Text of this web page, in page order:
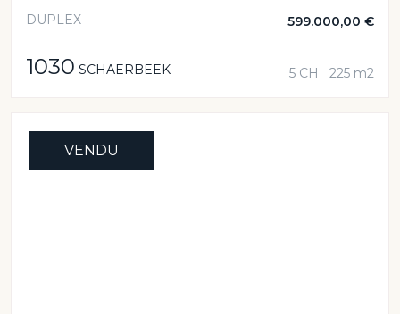
DUPLEX 599.000,00 €
1030 SCHAERBEEK 5 CH 225 m2
VENDU